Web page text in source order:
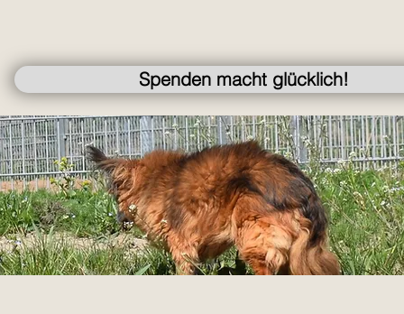
Spenden macht glücklich!